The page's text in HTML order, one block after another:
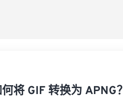
将 GIF 转换为 APNG？